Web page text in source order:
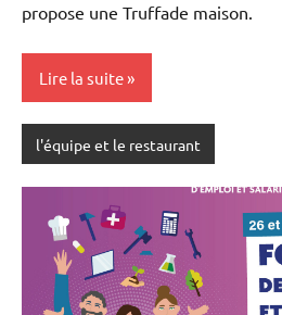
propose une Truffade maison.
Lire la suite
l'équipe et le restaurant